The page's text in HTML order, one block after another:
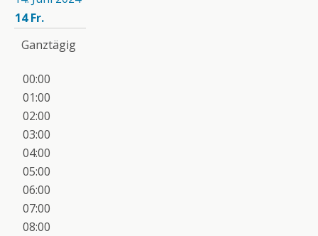
14 Fr.
Ganztägig
00:00
01:00
02:00
03:00
04:00
05:00
06:00
07:00
08:00